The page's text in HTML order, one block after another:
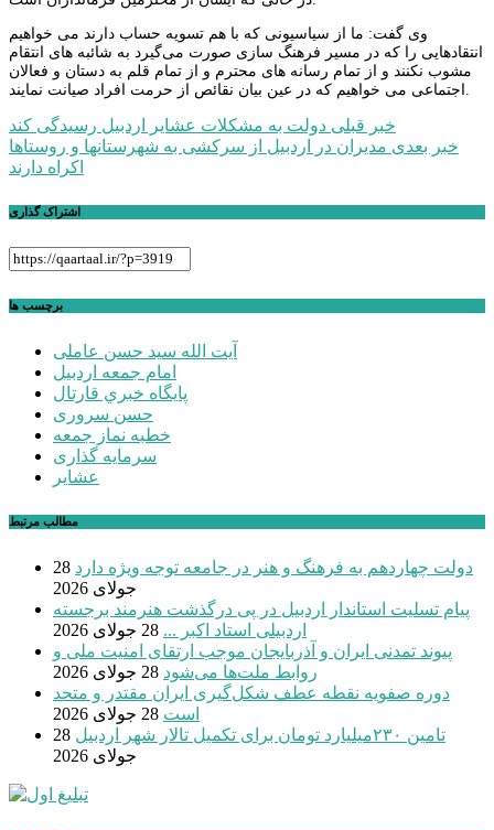
وی گفت: ما از سیاسیونی که با هم تسویه حساب دارند می خواهیم
انتقادهایی را که در مسیر فرهنگ سازی صورت می‌گیرد به شائبه های انتقام
مشوب نکنند و از تمام رسانه های محترم و از تمام قلم به دستان و فعالان
راهبری
نوشته
خبر قبلی دولت به مشکلات عشایر اردبیل رسیدگی کند
خبر بعدی مدیران در اردبیل از سرکشی به شهرستانها و روستاها
اکراه دارند
اشتراک گذاری
برچسب ها
آیت الله سید حسن عاملی
امام جمعه اردبیل
پايگاه خبري قارتال
حسن سروری
خطبه نماز جمعه
سرمایه گذاری
عشایر
مطالب مرتبط
دولت چهاردهم به فرهنگ و هنر در جامعه توجه ویژه دارد 28
جولای 2026
پیام تسلیت استاندار اردبیل در پی درگذشت هنرمند برجسته
اردبیلی استاد اکبر ... 28 جولای 2026
پیوند تمدنی ایران و آذربایجان موجب ارتقای امنیت ملی و
روابط ملت‌ها می‌شود 28 جولای 2026
دوره صفویه نقطه عطف شکل‌گیری ایران مقتدر و متحد
است 28 جولای 2026
تامین ۲۳۰میلیارد تومان برای تکمیل تالار شهر اردبیل
28
جولای 2026